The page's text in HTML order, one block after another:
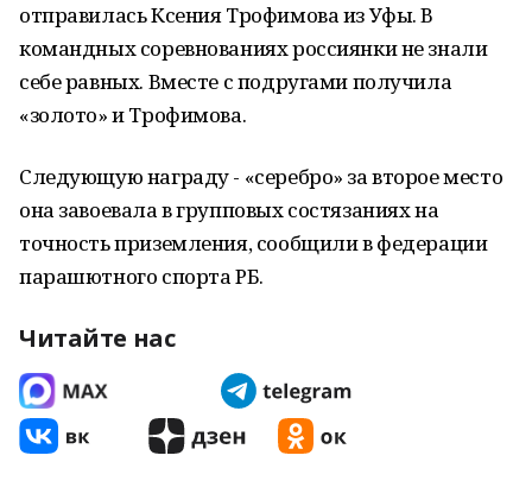
отправилась Ксения Трофимова из Уфы. В
командных соревнованиях россиянки не знали
себе равных. Вместе с подругами получила
«золото» и Трофимова.
Следующую награду - «серебро» за второе место
она завоевала в групповых состязаниях на
точность приземления, сообщили в федерации
парашютного спорта РБ.
Читайте нас